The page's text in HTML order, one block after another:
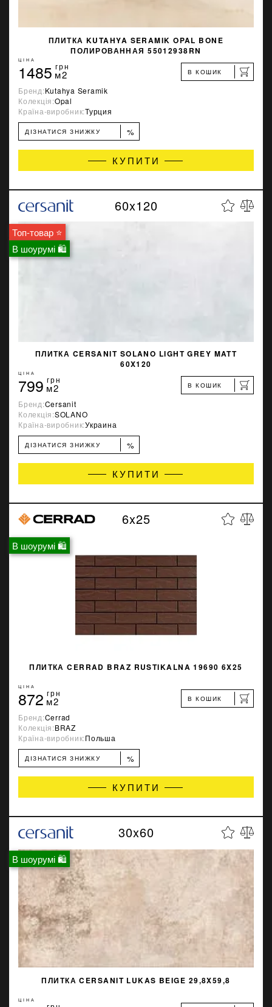
ПЛИТКА KUTAHYA SERAMIK OPAL BONE
ПОЛИРОВАННАЯ 55012938RN
ЦІНА
1485 грн
м2 В КОШИК
Бренд:Kutahya Seramik
Колекція:Opal
Країна-виробник:Турция
ДІЗНАТИСЯ ЗНИЖКУ %
КУПИТИ
Топ-товар ⭐
В шоурумі 🛍
60x120
ПЛИТКА CERSANIT SOLANO LIGHT GREY MATT
60X120
ЦІНА
799 грн
м2 В КОШИК
Бренд:Cersanit
Колекція:SOLANO
Країна-виробник:Украина
ДІЗНАТИСЯ ЗНИЖКУ %
КУПИТИ
В шоурумі 🛍
6x25
ПЛИТКА CERRAD BRAZ RUSTIKALNA 19690 6X25
ЦІНА
872 грн
м2 В КОШИК
Бренд:Cerrad
Колекція:BRAZ
Країна-виробник:Польша
ДІЗНАТИСЯ ЗНИЖКУ %
КУПИТИ
В шоурумі 🛍
30x60
ПЛИТКА CERSANIT LUKAS BEIGE 29,8X59,8
ЦІНА